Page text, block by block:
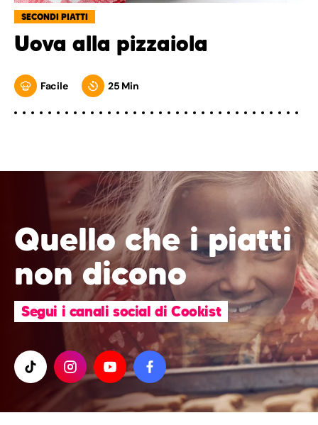
SECONDI PIATTI
Uova alla pizzaiola
Facile 25 Min
Quello che i piatti
non dicono
Segui i canali social di Cookist